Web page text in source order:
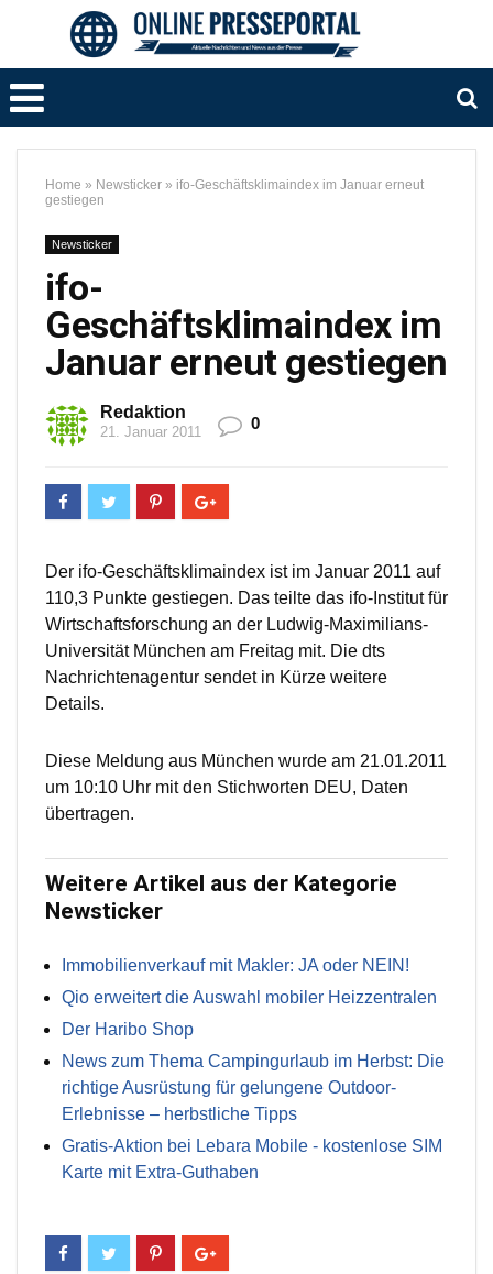
Home » Newsticker » ifo-Geschäftsklimaindex im Januar erneut
gestiegen
Newsticker
ifo-
Geschäftsklimaindex im
Januar erneut gestiegen
Redaktion
21. Januar 2011 0
Der ifo-Geschäftsklimaindex ist im Januar 2011 auf
110,3 Punkte gestiegen. Das teilte das ifo-Institut für
Wirtschaftsforschung an der Ludwig-Maximilians-
Universität München am Freitag mit. Die dts
Nachrichtenagentur sendet in Kürze weitere
Details.
Diese Meldung aus München wurde am 21.01.2011
um 10:10 Uhr mit den Stichworten DEU, Daten
übertragen.
Weitere Artikel aus der Kategorie
Newsticker
Immobilienverkauf mit Makler: JA oder NEIN!
Qio erweitert die Auswahl mobiler Heizzentralen
Der Haribo Shop
News zum Thema Campingurlaub im Herbst: Die
richtige Ausrüstung für gelungene Outdoor-
Erlebnisse – herbstliche Tipps
Gratis-Aktion bei Lebara Mobile - kostenlose SIM
Karte mit Extra-Guthaben